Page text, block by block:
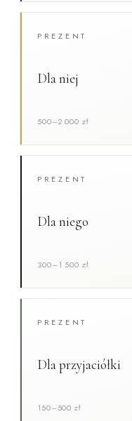
PREZENT
Dla niej
500–2 000 zł
PREZENT
Dla niego
300–1 500 zł
PREZENT
Dla przyjaciółki
150–500 zł